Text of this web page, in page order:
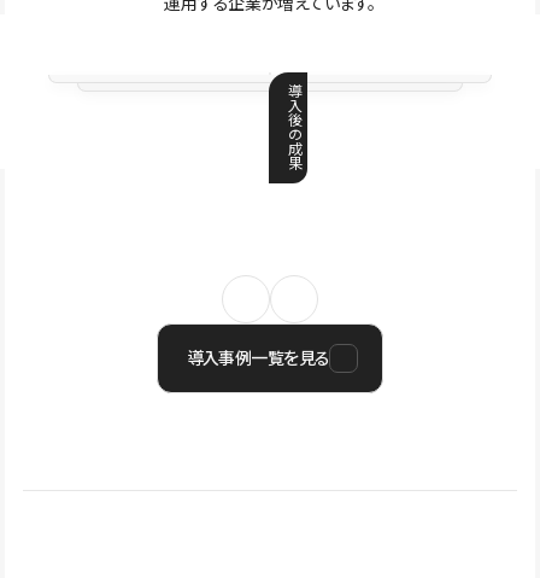
導
入
後
の
成
果
導入事例一覧を見る